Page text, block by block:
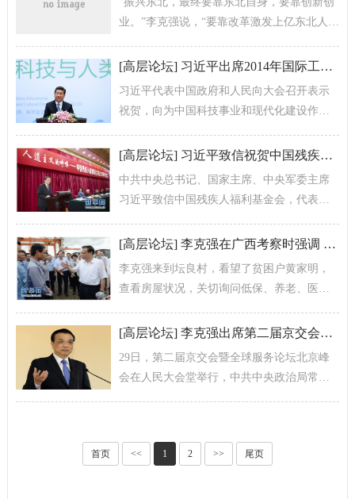
业。”李克强说，“要靠改革激发上亿东北人的
要营造公平竞争的市场环境，让...
[高层论坛] 习近平出席2014年国际工程科技大会发表主旨演讲
习近平代表中国政府和人民向大会召开表示
祝贺，向为中国科技事业和现代化建设作出
谢。
[高层论坛] 习近平致信祝贺中国残疾人福利基金会成立30周年
中共中央总书记、国家主席、中央军委主席
习近平致信中国残疾人福利基金会，代表党
烈祝贺，并向全国8500万残疾人和...
[高层论坛] 李克强在广西考察时强调 坚持稳中求进 继续稳中有为 使民生改善
李克强来到坛良村，看望了贫困户黄家明，
查看房屋状况，关切询问低保、养老、医保
村口大榕树下，李克强和村民们围坐在一...
[高层论坛] 李克强出席第二届京交会暨全球服务论坛北京峰会并发表主旨演讲
29日，第二届京交会暨全球服务论坛北京峰
会在人民大会堂举行，中共中央政治局常
首页 << 1 2 >> 尾页